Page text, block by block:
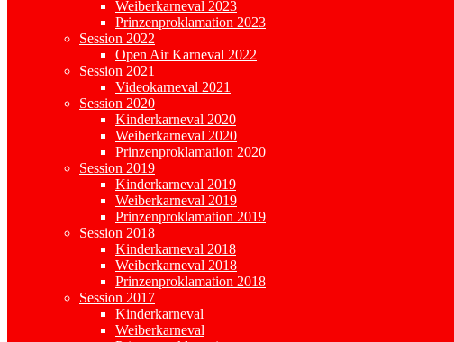
Weiberkarneval 2023
Prinzenproklamation 2023
Session 2022
Open Air Karneval 2022
Session 2021
Videokarneval 2021
Session 2020
Kinderkarneval 2020
Weiberkarneval 2020
Prinzenproklamation 2020
Session 2019
Kinderkarneval 2019
Weiberkarneval 2019
Prinzenproklamation 2019
Session 2018
Kinderkarneval 2018
Weiberkarneval 2018
Prinzenproklamation 2018
Session 2017
Kinderkarneval
Weiberkarneval